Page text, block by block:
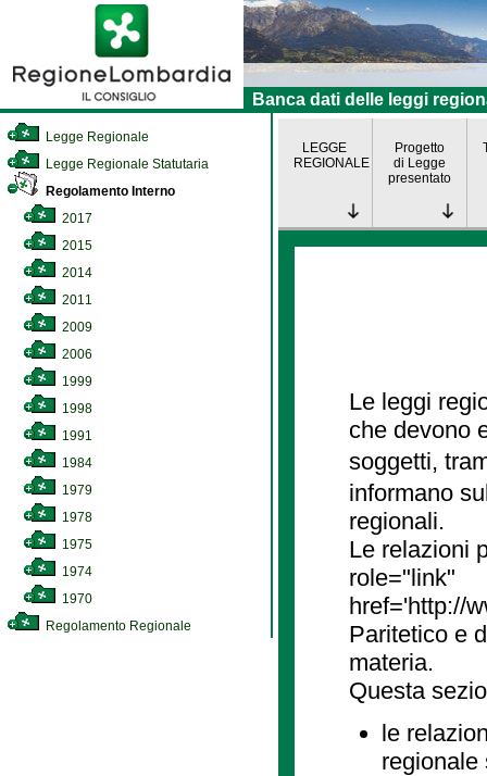
Banca dati delle leggi
Legge Regionale
Legge Regionale Statutaria
Regolamento Interno
2017
2015
2014
2011
2009
2006
1999
1998
1991
1984
1979
1978
1975
1974
1970
Regolamento Regionale
LEGGE
REGIONALE
Progetto
di Legge
presentato
Le leggi
che devono
soggetti,
informano
regionali.
Le relazioni
role="link"
href='http://
Paritetico e
materia.
Questa
le
regionale